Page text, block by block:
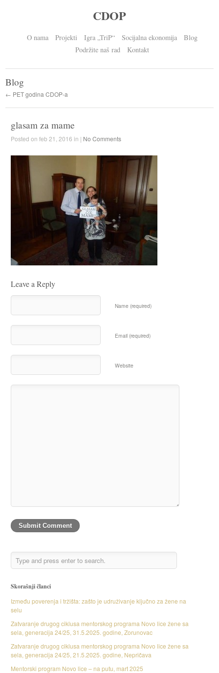
CDOP
O nama Projekti Igra „TriP“ Socijalna ekonomija
Blog
Podržite naš rad
Kontakt
Blog
← PET godina CDOP-a
glasam za mame
Posted on feb 21, 2016 in | No Comments
Leave a Reply
Name (required)
Email (required)
Website
Skorašnji članci
Između poverenja i tržišta: zašto je udruživanje ključno za žene na
selu
Zatvaranje drugog ciklusa mentorskog programa Novo lice žene sa
sela, generacija 24/25, 31.5.2025. godine, Zorunovac
Zatvaranje drugog ciklusa mentorskog programa Novo lice žene sa
sela, generacija 24/25, 21.5.2025. godine, Nepričava
Mentorski program Novo lice – na putu, mart 2025